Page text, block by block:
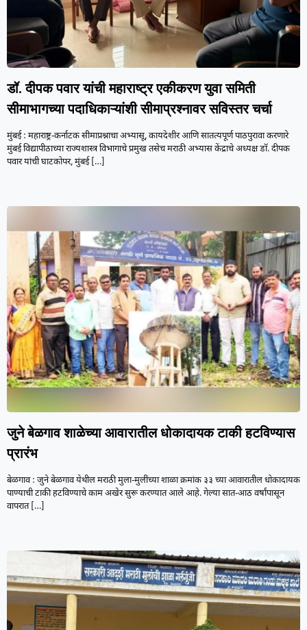
डॉ. दीपक पवार यांची महाराष्ट्र एकीकरण युवा समिती
सीमाभागच्या पदाधिकाऱ्यांशी सीमाप्रश्नावर सविस्तर चर्चा
मुंबई : महाराष्ट्र-कर्नाटक सीमाप्रश्नाचा अभ्यासू, कायदेशीर आणि सातत्यपूर्ण पाठपुरावा करणारे
मुंबई विद्यापीठाच्या राज्यशास्त्र विभागाचे प्रमुख तसेच मराठी अभ्यास केंद्राचे अध्यक्ष डॉ. दीपक
पवार यांची घाटकोपर, मुंबई[…]
जुने बेळगाव शाळेच्या आवारातील धोकादायक टाकी हटविण्यास
प्रारंभ
बेळगाव : जुने बेळगाव येथील मराठी मुला-मुलींच्या शाळा क्रमांक ३३ च्या आवारातील धोकादायक
पाण्याची टाकी हटविण्याचे काम अखेर सुरू करण्यात आले आहे. गेल्या सात-आठ वर्षांपासून
वापरात[…]